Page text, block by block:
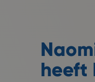
heeft